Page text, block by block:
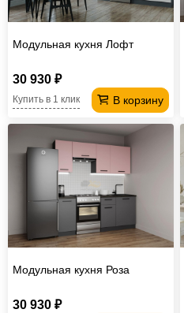
Модульная кухня Лофт
30 930 ₽
В корзину
Купить в 1 клик
Модульная кухня Роза
30 930 ₽